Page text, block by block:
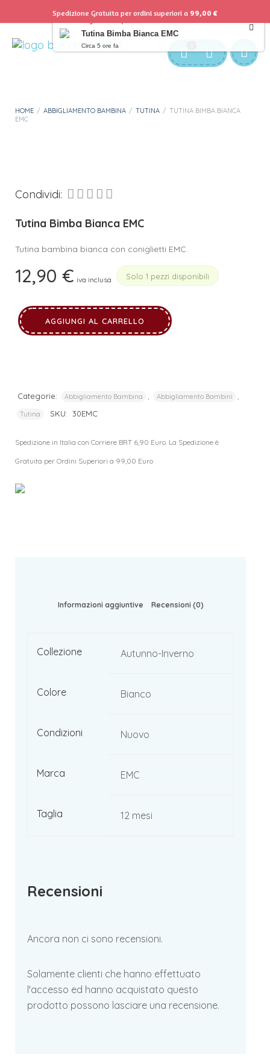
Servizio Clienti: info@bgkids.it
Download APP B&G Kids
HOME / ABBIGLIAMENTO BAMBINA / TUTINA / TUTINA BIMBA BIANCA
EMC
Condividi:
Tutina Bimba Bianca EMC
Tutina bambina bianca con coniglietti EMC.
12,90 € iva inclusa Solo 1 pezzi disponibili
AGGIUNGI AL CARRELLO
Categorie: Abbigliamento Bambina Abbigliamento Bambini
Tutina SKU: 30EMC
Spedizione in Italia con Corriere BRT 6,90 Euro. La Spedizione è
Gratuita per Ordini Superiori a 99,00 Euro
Informazioni aggiuntive Recensioni (0)
Collezione Autunno-Inverno
Colore Bianco
Condizioni Nuovo
Marca EMC
Taglia 12 mesi
Recensioni
Ancora non ci sono recensioni.
Solamente clienti che hanno effettuato
l'accesso ed hanno acquistato questo
prodotto possono lasciare una recensione.
Angelo ha acquistato
Tutina Bimba Bianca EMC
Circa 5 ore fa
Spedizione Gratuita per ordini superiori a 99,00 €